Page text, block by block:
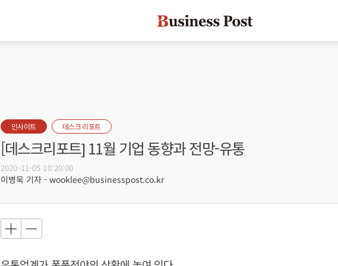
인사이트 데스크 리포트
[데스크리포트] 11월 기업 동향과 전망-유통
2020-11-05 10:20:00
이병욱 기자 - wooklee@businesspost.co.kr